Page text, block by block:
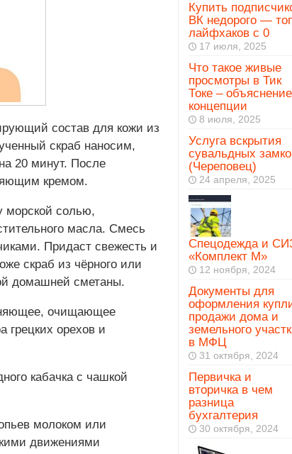
состав для кожи из
скраб наносим,
20 минут. После
кремом.
морской солью,
масла. Смесь
Придаст свежесть и
скраб из чёрного или
домашней сметаны.
очищающее
грецких орехов и
кабачка с чашкой
молоком или
движениями
Купить
ВК недорого —
лайфхаков с 0
17 июля, 2025
Что такое живые
просмотры в Тик
Токе – объяснение
концепции
8 июля, 2025
Услуга вскрытия
сувальдных
(Череповец)
24 апреля, 2025
Спецодежда и
«Комплект М»
12 ноября, 2024
Документы для
оформления
продажи дома и
земельного
в МФЦ
31 октября, 2024
Первичка и
вторичка в чем
разница
бухгалтерия
30 октября, 2024